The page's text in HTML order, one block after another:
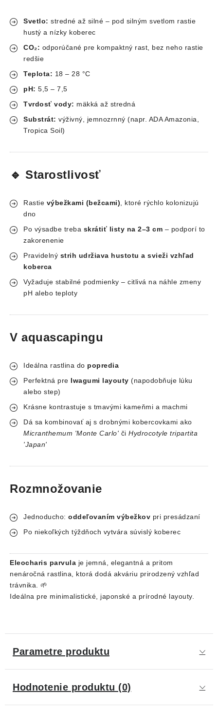
Svetlo: stredné až silné – pod silným svetlom rastie
hustý a nízky koberec
CO₂: odporúčané pre kompaktný rast, bez neho rastie
redšie
Teplota: 18 – 28 °C
pH: 5,5 – 7,5
Tvrdosť vody: mäkká až stredná
Substrát: výživný, jemnozrnný (napr. ADA Amazonia,
Tropica Soil)
🔹 Starostlivosť
Rastie výbežkami (bežcami) , ktoré rýchlo kolonizujú
dno
Po výsadbe treba skrátiť listy na 2–3 cm – podporí to
zakorenenie
Pravidelný strih udržiava hustotu a svieži vzhľad
koberca
Vyžaduje stabilné podmienky – citlivá na náhle zmeny
pH alebo teploty
V aquascapingu
Ideálna rastlina do popredia
Perfektná pre Iwagumi layouty (napodobňuje lúku
alebo step)
Krásne kontrastuje s tmavými kameňmi a machmi
Dá sa kombinovať aj s drobnými kobercovkami ako
Micranthemum 'Monte Carlo' či Hydrocotyle tripartita
'Japan'
Rozmnožovanie
Jednoducho: oddeľovaním výbežkov pri presádzaní
Po niekoľkých týždňoch vytvára súvislý koberec
Eleocharis parvula je jemná, elegantná a pritom
nenáročná rastlina, ktorá dodá akváriu prirodzený vzhľad
trávnika. 🌱
Ideálna pre minimalistické, japonské a prírodné layouty.
Parametre produktu
Hodnotenie produktu (0)